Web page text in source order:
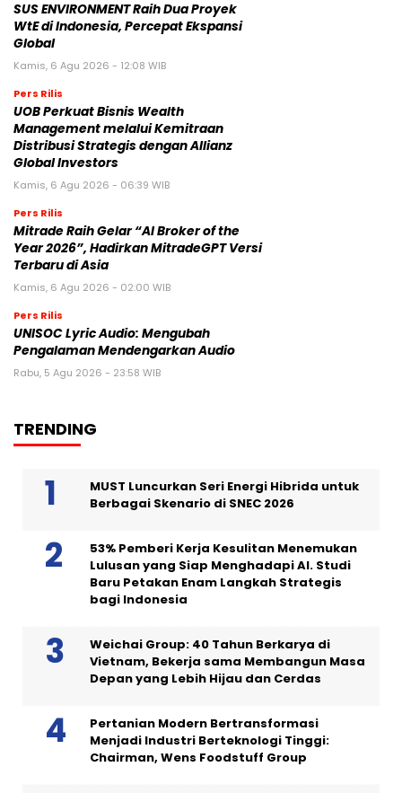
SUS ENVIRONMENT Raih Dua Proyek
WtE di Indonesia, Percepat Ekspansi
Global
Kamis, 6 Agu 2026 - 12:08 WIB
Pers Rilis
UOB Perkuat Bisnis Wealth
Management melalui Kemitraan
Distribusi Strategis dengan Allianz
Global Investors
Kamis, 6 Agu 2026 - 06:39 WIB
Pers Rilis
Mitrade Raih Gelar “AI Broker of the
Year 2026”, Hadirkan MitradeGPT Versi
Terbaru di Asia
Kamis, 6 Agu 2026 - 02:00 WIB
Pers Rilis
UNISOC Lyric Audio: Mengubah
Pengalaman Mendengarkan Audio
Rabu, 5 Agu 2026 - 23:58 WIB
TRENDING
MUST Luncurkan Seri Energi Hibrida untuk
Berbagai Skenario di SNEC 2026
53% Pemberi Kerja Kesulitan Menemukan
Lulusan yang Siap Menghadapi AI. Studi
Baru Petakan Enam Langkah Strategis
bagi Indonesia
Weichai Group: 40 Tahun Berkarya di
Vietnam, Bekerja sama Membangun Masa
Depan yang Lebih Hijau dan Cerdas
Pertanian Modern Bertransformasi
Menjadi Industri Berteknologi Tinggi:
Chairman, Wens Foodstuff Group